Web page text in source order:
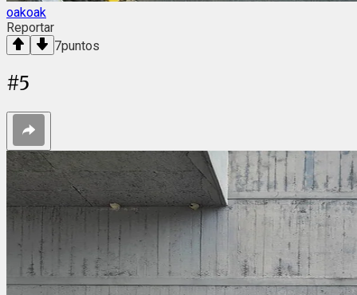
oakoak
Reportar
7puntos
#5